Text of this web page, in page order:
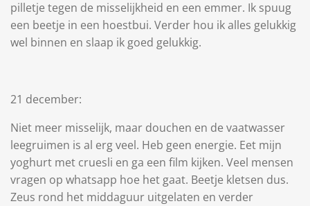
pilletje tegen de misselijkheid en een emmer. Ik spuug
een beetje in een hoestbui. Verder hou ik alles gelukkig
wel binnen en slaap ik goed gelukkig.
21 december:
Niet meer misselijk, maar douchen en de vaatwasser
leegruimen is al erg veel. Heb geen energie. Eet mijn
yoghurt met cruesli en ga een film kijken. Veel mensen
vragen op whatsapp hoe het gaat. Beetje kletsen dus.
Zeus rond het middaguur uitgelaten en verder